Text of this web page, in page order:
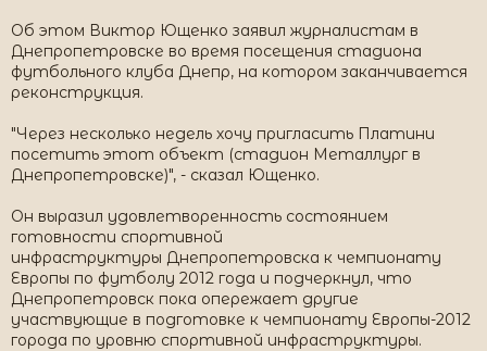
Об этом Виктор Ющенко заявил журналистам в
Днепропетровске во время посещения стадиона
футбольного клуба Днепр, на котором заканчивается
реконструкция.
"Через несколько недель хочу пригласить Платини
посетить этот объект (стадион Металлург в
Днепропетровске)", - сказал Ющенко.
Он выразил удовлетворенность состоянием
готовности спортивной
инфраструктуры Днепропетровска к чемпионату
Европы по футболу 2012 года и подчеркнул, что
Днепропетровск пока опережает другие
участвующие в подготовке к чемпионату Европы-2012
города по уровню спортивной инфраструктуры.